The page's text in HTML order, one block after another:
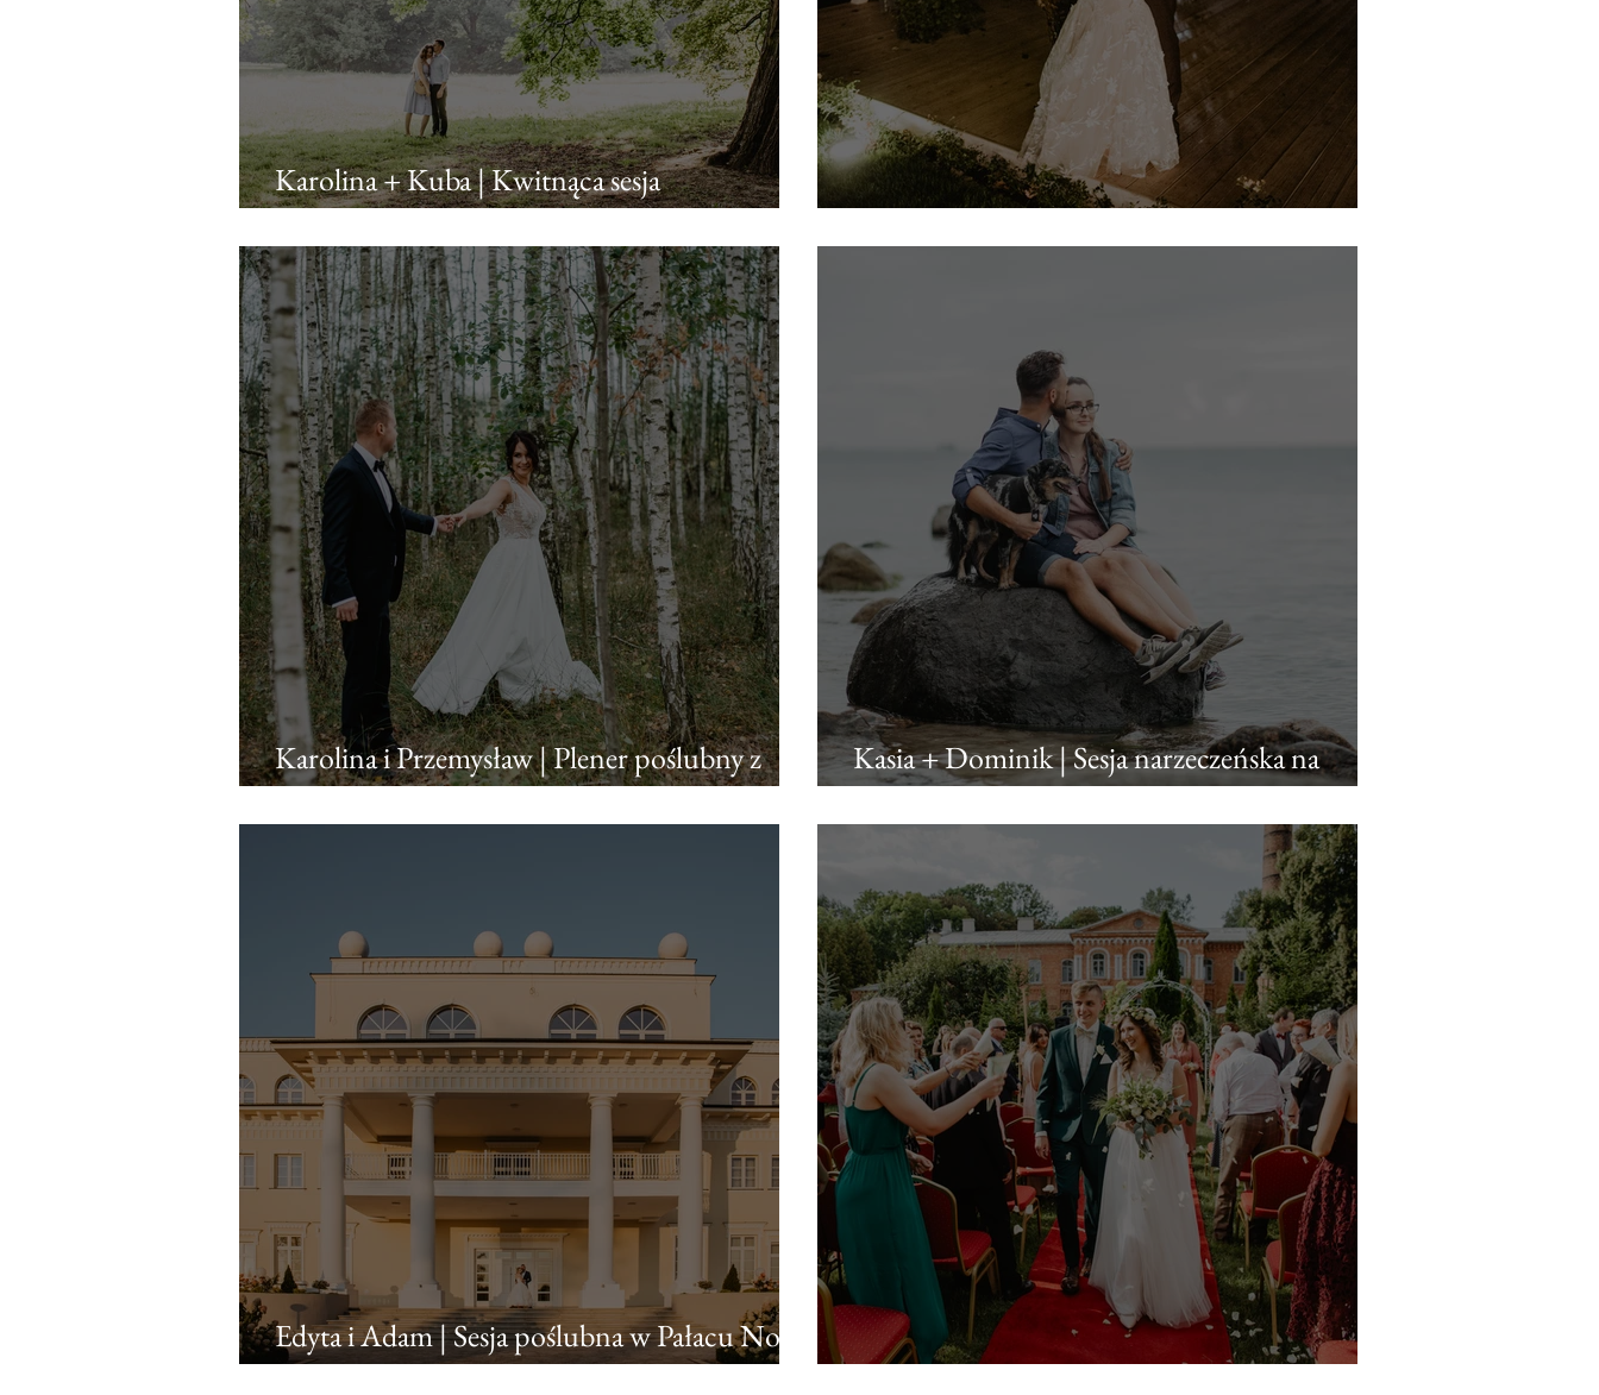
Karolina + Kuba | Kwitnąca sesja
narzeczeńska
Patrycja + Jakub | Villa Park Julianna
Karolina i Przemysław | Plener poślubny z
wiatrem i deszczem
Kasia + Dominik | Sesja narzeczeńska na
orłowskich klifach
Edyta i Adam | Sesja poślubna w Pałacu Noce
i Dnie
Marta + Dawid | Hotel Royal Modlin